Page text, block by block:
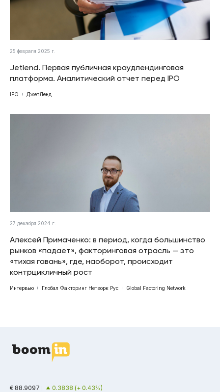
25 февраля 2025 г.
Jetlend. Первая публичная краудлендинговая
платформа. Аналитический отчет перед IPO
IPO ДжетЛенд
27 декабря 2024 г.
Алексей Примаченко: в период, когда большинство
рынков «падает», факторинговая отрасль — это
«тихая гавань», где, наоборот, происходит
контрцикличный рост
Интервью Глобал Факторинг Нетворк Рус Global Factoring Network
€ 88.9097 0.3838 (+ 0.43%)